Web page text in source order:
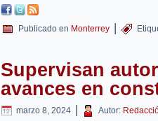
Publicado en Monterrey |
Supervisan
avances en
marzo 8, 2024 | Autor: